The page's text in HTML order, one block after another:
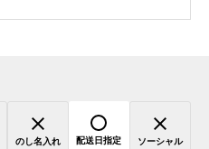
のし名入れ 配送日指定
ソーシャル